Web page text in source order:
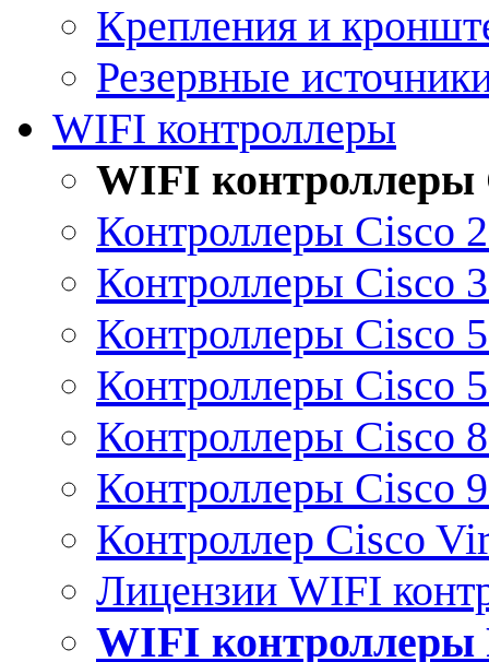
Крепления и
Резервные
WIFI контроллеры
WIFI контроллеры
Контроллеры Cisco
Контроллеры Cisco
Контроллеры Cisco
Контроллеры Cisco
Контроллеры Cisco
Контроллеры Cisco
Контроллер Cisco
Лицензии WIFI
WIFI контроллеры